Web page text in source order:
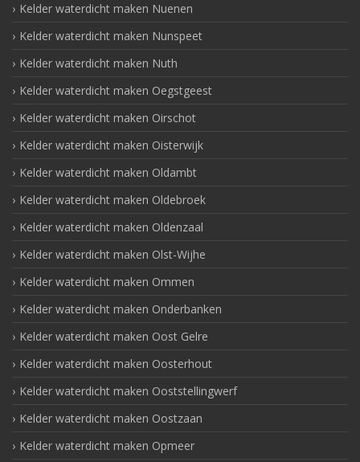
Kelder waterdicht maken Nuenen
Kelder waterdicht maken Nunspeet
Kelder waterdicht maken Nuth
Kelder waterdicht maken Oegstgeest
Kelder waterdicht maken Oirschot
Kelder waterdicht maken Oisterwijk
Kelder waterdicht maken Oldambt
Kelder waterdicht maken Oldebroek
Kelder waterdicht maken Oldenzaal
Kelder waterdicht maken Olst-Wijhe
Kelder waterdicht maken Ommen
Kelder waterdicht maken Onderbanken
Kelder waterdicht maken Oost Gelre
Kelder waterdicht maken Oosterhout
Kelder waterdicht maken Ooststellingwerf
Kelder waterdicht maken Oostzaan
Kelder waterdicht maken Opmeer